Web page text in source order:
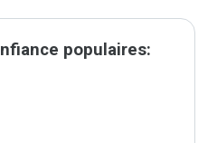
populaires: